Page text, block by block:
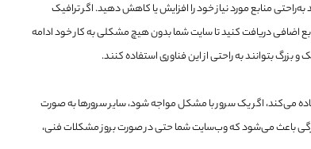
منابع مورد نیاز خود را افزایش یا کاهش دهید. اگر ترافیک
اضافی دریافت کنید تا سایت شما بدون هیچ مشکلی به کار خود ادامه
بتوانند به راحتی از این فناوری استفاده کنند.
می‌کند، اگر یک سرور با مشکل مواجه شود، سایر سرورها به صورت
باعث می‌شود که وب‌سایت شما حتی در صورت بروز مشکلات فنی،